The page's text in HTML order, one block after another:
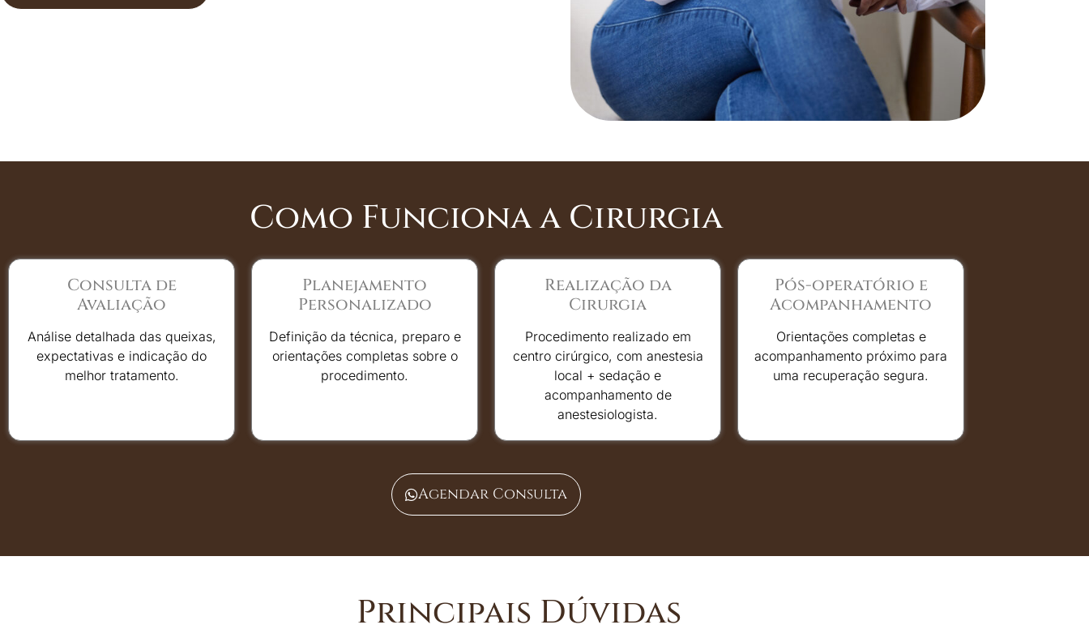
Como Funciona a Cirurgia
Consulta de
Avaliação
Análise detalhada das queixas,
expectativas e indicação do
melhor tratamento.
Planejamento
Personalizado
Definição da técnica, preparo e
orientações completas sobre o
procedimento.
Realização da
Cirurgia
Procedimento realizado em
centro cirúrgico, com anestesia
local + sedação e
acompanhamento de
anestesiologista.
Pós-operatório e
Acompanhamento
Orientações completas e
acompanhamento próximo para
uma recuperação segura.
Agendar Consulta
Principais Dúvidas